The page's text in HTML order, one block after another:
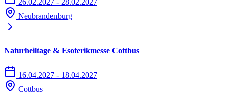
26.02.2027 - 28.02.2027
Neubrandenburg
Naturheiltage & Esoterikmesse Cottbus
16.04.2027 - 18.04.2027
Cottbus